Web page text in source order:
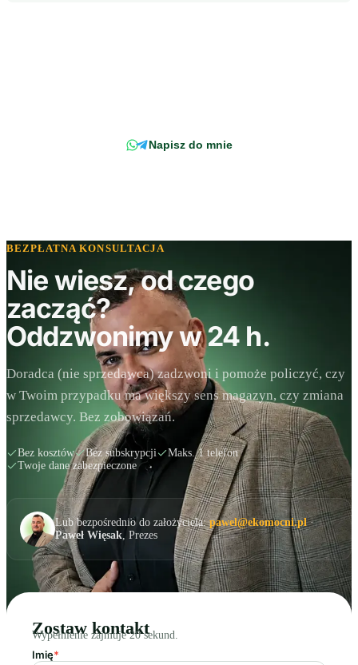
Napisz do mnie
BEZPŁATNA KONSULTACJA
Nie wiesz, od czego
zacząć?
Oddzwonimy w 24 h.
Doradca (nie sprzedawca) zadzwoni i pomoże policzyć, czy
w Twoim przypadku ma większy sens magazyn, czy zmiana
sprzedawcy. Bez zobowiązań.
Bez kosztów Bez subskrypcji
Maks. 1 telefon
Twoje dane zabezpieczone
Lub bezpośrednio do założyciela:pawel@ekomocni.pl·
Paweł Więsak, Prezes
Zostaw kontakt
Wypełnienie zajmuje 20 sekund.
Imię*